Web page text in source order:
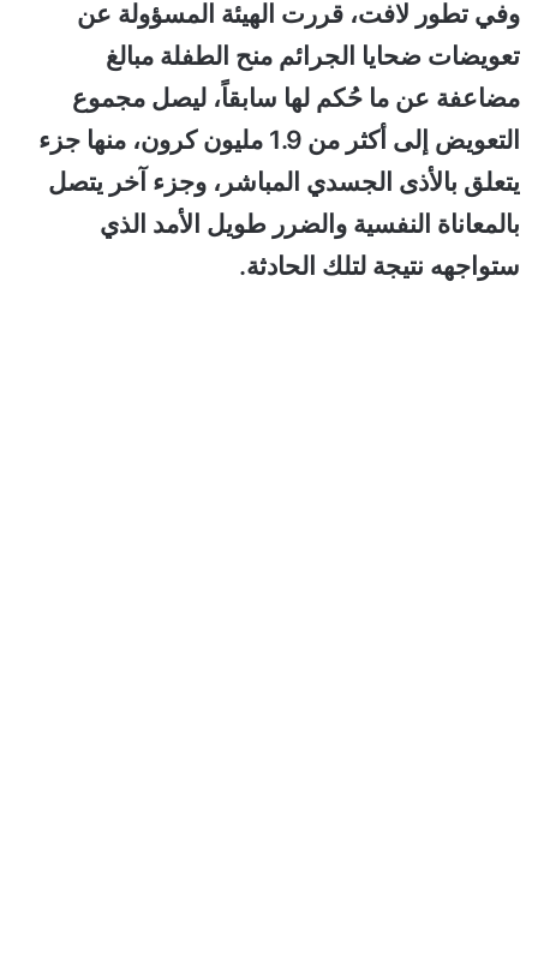
وفي تطور لافت، قررت الهيئة المسؤولة عن
تعويضات ضحايا الجرائم منح الطفلة مبالغ
مضاعفة عن ما حُكم لها سابقاً، ليصل مجموع
التعويض إلى أكثر من 1.9 مليون كرون، منها جزء
يتعلق بالأذى الجسدي المباشر، وجزء آخر يتصل
بالمعاناة النفسية والضرر طويل الأمد الذي
ستواجهه نتيجة لتلك الحادثة.